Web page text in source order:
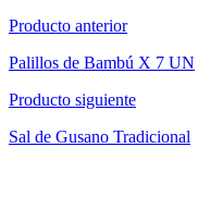
Producto anterior
Palillos de Bambú X 7 UN
Producto siguiente
Sal de Gusano Tradicional